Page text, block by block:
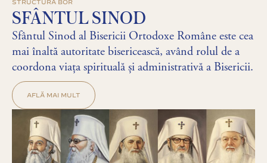
STRUCTURA BOR
SFÂNTUL SINOD
Sfântul Sinod al Bisericii Ortodoxe Române este cea
mai înaltă autoritate bisericească, având rolul de a
coordona viața spirituală și administrativă a Bisericii.
AFLĂ MAI MULT